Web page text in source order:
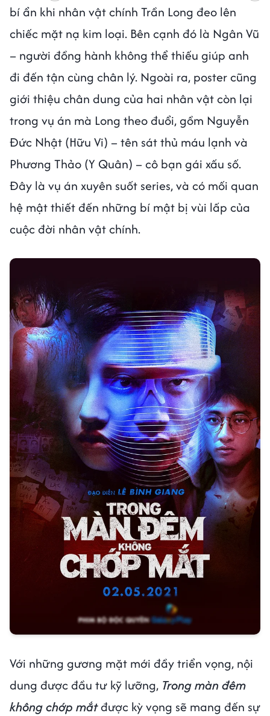
bí ẩn khi nhân vật chính Trần Long đeo lên
chiếc mặt nạ kim loại. Bên cạnh đó là Ngân Vũ
– người đồng hành không thể thiếu giúp anh
đi đến tận cùng chân lý. Ngoài ra, poster cũng
giới thiệu chân dung của hai nhân vật còn lại
trong vụ án mà Long theo đuổi, gồm Nguyễn
Đức Nhật (Hữu Vi) – tên sát thủ máu lạnh và
Phương Thảo (Y Quân) – cô bạn gái xấu số.
Đây là vụ án xuyên suốt series, và có mối quan
hệ mật thiết đến những bí mật bị vùi lấp của
cuộc đời nhân vật chính.
Với những gương mặt mới đầy triển vọng, nội
dung được đầu tư kỹ lưỡng, Trong màn đêm
không chớp mắtđược kỳ vọng sẽ mang đến sự